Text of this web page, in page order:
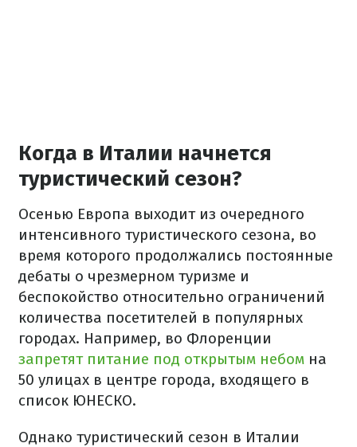
Когда в Италии начнется
туристический сезон?
Осенью Европа выходит из очередного
интенсивного туристического сезона, во
время которого продолжались постоянные
дебаты о чрезмерном туризме и
беспокойство относительно ограничений
количества посетителей в популярных
городах. Например, во Флоренции
запретят питание под открытым небом на
50 улицах в центре города, входящего в
список ЮНЕСКО.
Однако туристический сезон в Италии